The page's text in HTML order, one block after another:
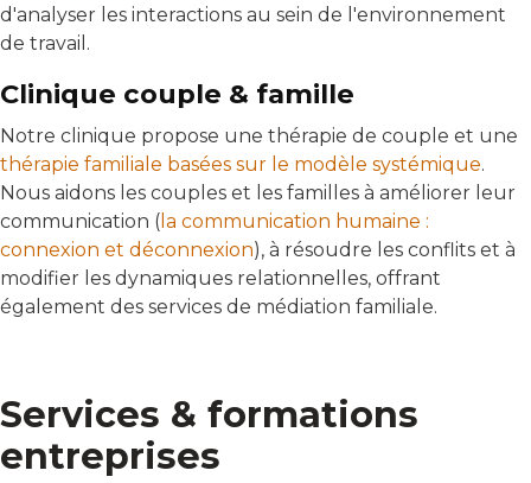
d'analyser les interactions au sein de l'environnement
de travail.
Clinique couple & famille
Notre clinique propose une thérapie de couple et une
thérapie familiale basées sur le modèle systémique.
Nous aidons les couples et les familles à améliorer leur
communication ( la communication humaine :
connexion et déconnexion), à résoudre les conflits et à
modifier les dynamiques relationnelles, offrant
également des services de médiation familiale.
Services & formations
entreprises